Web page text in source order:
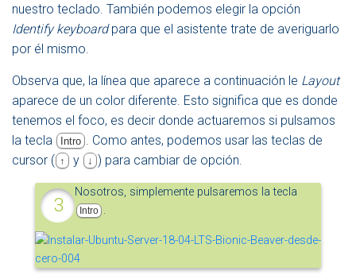
nuestro teclado. También podemos elegir la opción
Identify keyboardpara que el asistente trate de averiguarlo
por él mismo.
Observa que, la línea que aparece a continuación le Layout
aparece de un color diferente. Esto significa que es donde
tenemos el foco, es decir donde actuaremos si pulsamos
la tecla
Intro
. Como antes, podemos usar las teclas de
cursor ( ↑ y ↓ ) para cambiar de opción.
Nosotros, simplemente pulsaremos la tecla
Intro .